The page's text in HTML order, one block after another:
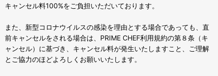
キャンセル料100%をご負担いただいております。
また、新型コロナウイルスの感染を理由とする場合であっても、直
前キャンセルをされる場合は、PRIME CHEF利用規約の第８条（キ
ャンセル）に基づき、キャンセル料が発生いたしますこと、ご理解
とご協力のほどよろしくお願いいたします。